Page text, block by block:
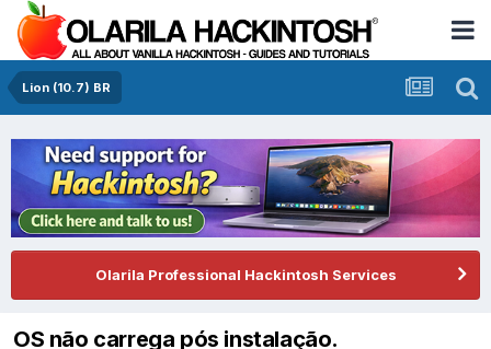
Lion (10.7) BR
Olarila Professional Hackintosh Services
OS não carrega pós instalação.